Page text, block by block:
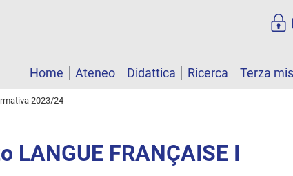
Home Ateneo Didattica Ricerca Terza
2023/24
LANGUE FRANÇAISE I